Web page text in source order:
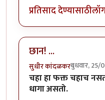
प्रतिसाद देण्यासाठी
छान! ...
सुधीर कांदळकरबुधवार, 25/
चहा हा फक्त चहाच
धागा असतो.